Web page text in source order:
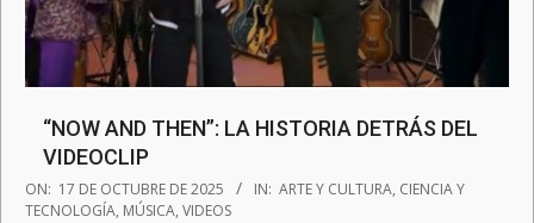
“NOW AND THEN”: LA HISTORIA DETRÁS DEL
VIDEOCLIP
2025-
10-
ON: 17 DE OCTUBRE DE 2025 IN: ARTE Y CULTURA, CIENCIA Y
TECNOLOGÍA, MÚSICA, VIDEOS